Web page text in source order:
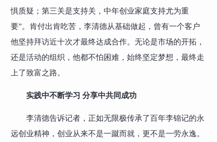
惧质疑；第三关是支持关，中年创业家庭支持尤为重
要”。肯付出肯吃苦，李清德从基础做起，曾有一个客户
他坚持拜访近十次才最终达成合作。无论是市场的开拓，
还是活动的组织，他都不怕困难，始终坚定梦想，最终走
上了致富之路。
实践中不断学习 分享中共同成功
李清德告诉记者，正如无限极传承了百年李锦记的永
远创业精神，创业从来不是一蹴而就，更不是一劳永逸。